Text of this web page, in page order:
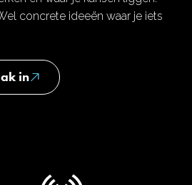
concrete ideeën waar je iets
in